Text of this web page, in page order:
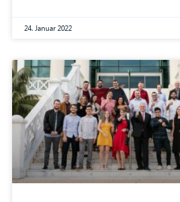
24. Januar 2022